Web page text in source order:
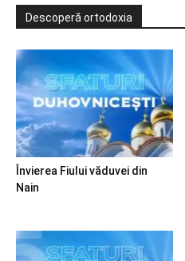
Descoperă ortodoxia
Învierea Fiului văduvei din
Nain